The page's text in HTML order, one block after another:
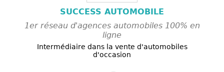
SUCCESS AUTOMOBILE
1er réseau d'agences automobiles 100% en
ligne
Intermédiaire dans la vente d'automobiles
d'occasion